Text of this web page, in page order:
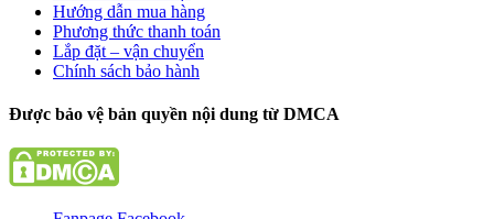
Hướng dẫn mua hàng
Phương thức thanh toán
Lắp đặt – vận chuyển
Chính sách bảo hành
Được bảo vệ bản quyền nội dung từ DMCA